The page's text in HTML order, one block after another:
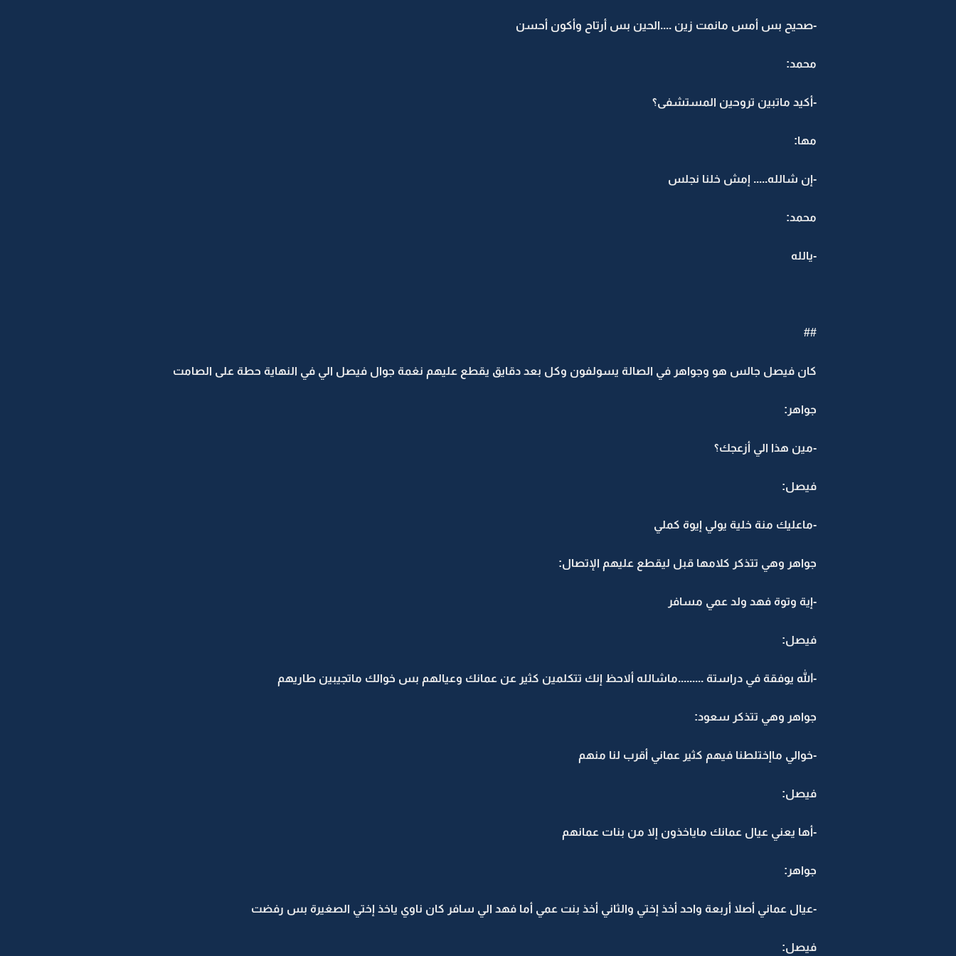
-صحيح بس أمس مانمت زين ....الحين بس أرتاح وأكون أحسن
محمد:
-أكيد ماتبين تروحين المستشفى؟
مها:
-إن شالله..... إمش خلنا نجلس
محمد:
-يالله
##
كان فيصل جالس هو وجواهر في الصالة يسولفون وكل بعد دقايق يقطع عليهم نغمة جوال فيصل الي في النهاية حطة على الصامت
جواهر:
-مين هذا الي أزعجك؟
فيصل:
-ماعليك منة خلية يولي إيوة كملي
جواهر وهي تتذكر كلامها قبل ليقطع عليهم الإتصال:
-إية وتوة فهد ولد عمي مسافر
فيصل:
-الله يوفقة في دراستة .........ماشالله ألاحظ إنك تتكلمين كثير عن عمانك وعيالهم بس خوالك ماتجيبين طاريهم
جواهر وهي تتذكر سعود:
-خوالي ماإختلطنا فيهم كثير عماني أقرب لنا منهم
فيصل:
-أها يعني عيال عمانك ماياخذون إلا من بنات عمانهم
جواهر:
-عيال عماني أصلا أربعة واحد أخذ إختي والثاني أخذ بنت عمي أما فهد الي سافر كان ناوي ياخذ إختي الصغيرة بس رفضت
فيصل: